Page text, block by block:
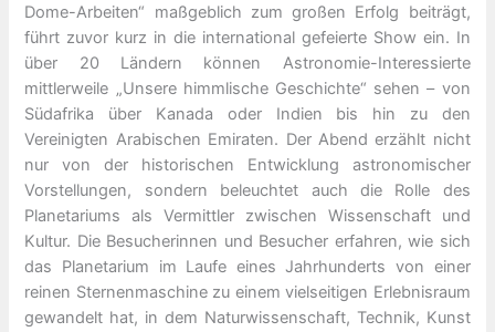
Dome-Arbeiten“ maßgeblich zum großen Erfolg beiträgt,
führt zuvor kurz in die international gefeierte Show ein. In
über 20 Ländern können Astronomie-Interessierte
mittlerweile „Unsere himmlische Geschichte“ sehen – von
Südafrika über Kanada oder Indien bis hin zu den
Vereinigten Arabischen Emiraten. Der Abend erzählt nicht
nur von der historischen Entwicklung astronomischer
Vorstellungen, sondern beleuchtet auch die Rolle des
Planetariums als Vermittler zwischen Wissenschaft und
Kultur. Die Besucherinnen und Besucher erfahren, wie sich
das Planetarium im Laufe eines Jahrhunderts von einer
reinen Sternenmaschine zu einem vielseitigen Erlebnisraum
gewandelt hat, in dem Naturwissenschaft, Technik, Kunst